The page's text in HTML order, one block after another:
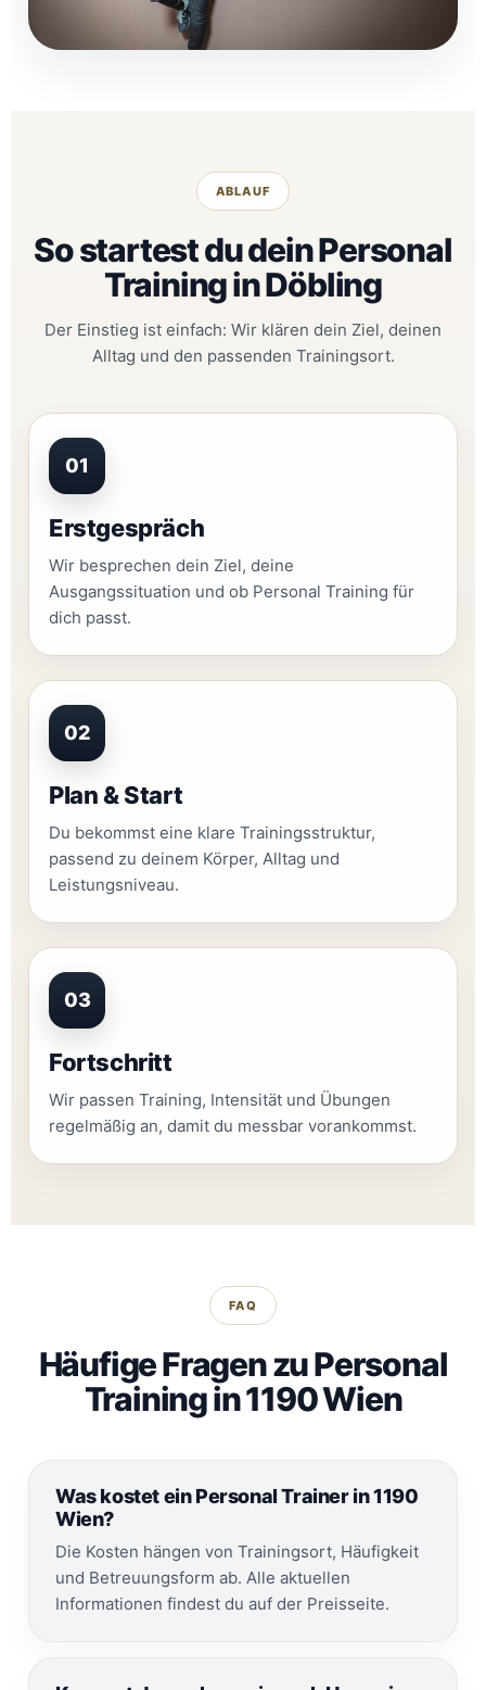
ABLAUF
So startest du dein Personal
Training in Döbling
Der Einstieg ist einfach: Wir klären dein Ziel, deinen
Alltag und den passenden Trainingsort.
01
Erstgespräch
Wir besprechen dein Ziel, deine
Ausgangssituation und ob Personal Training für
dich passt.
02
Plan & Start
Du bekommst eine klare Trainingsstruktur,
passend zu deinem Körper, Alltag und
Leistungsniveau.
03
Fortschritt
Wir passen Training, Intensität und Übungen
regelmäßig an, damit du messbar vorankommst.
FAQ
Häufige Fragen zu Personal
Training in 1190 Wien
Was kostet ein Personal Trainer in 1190
Wien?
Die Kosten hängen von Trainingsort, Häufigkeit
und Betreuungsform ab. Alle aktuellen
Informationen findest du auf der Preisseite.